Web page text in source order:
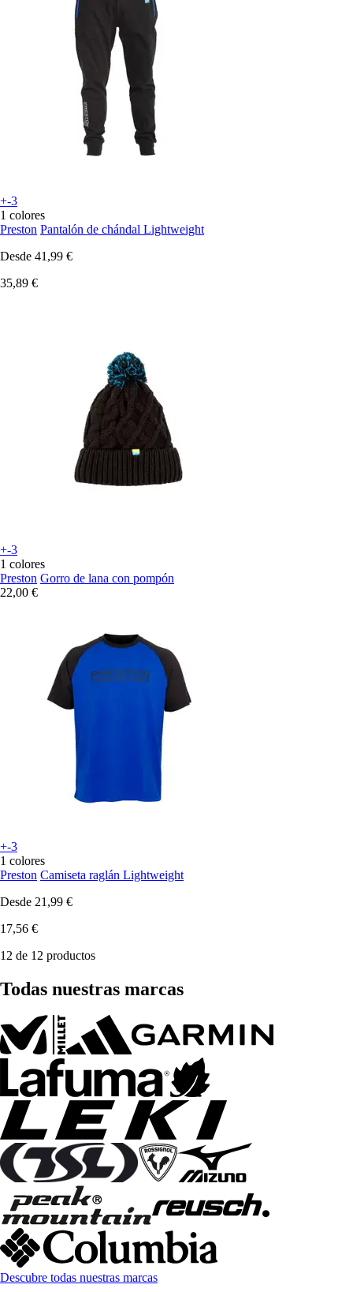
+-3
1 colores
Preston Pantalón de chándal Lightweight
Desde 41,99 €
35,89 €
+-3
1 colores
Preston Gorro de lana con pompón
22,00 €
+-3
1 colores
Preston Camiseta raglán Lightweight
Desde 21,99 €
17,56 €
12 de 12 productos
Todas nuestras marcas
Descubre todas nuestras marcas